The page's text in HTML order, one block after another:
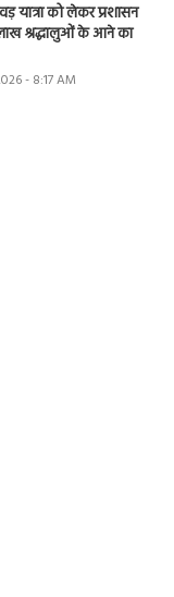
यात्रा को लेकर प्रशासन
श्रद्धालुओं के आने का
- 8:17 AM